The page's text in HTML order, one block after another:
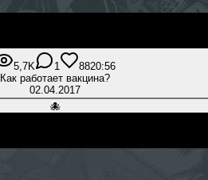
5,7K 1 8820:56
Как работает вакцина?
02.04.2017
🐙